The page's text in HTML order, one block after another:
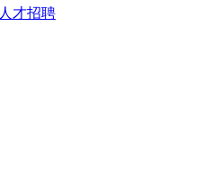
人才招聘